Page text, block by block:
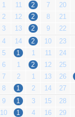
1 11 2 7 20
2 12 2 8 21
3 13 2 9 22
4 14 2 10 23
5 1 1 11 24
6 1 2 12 25
7 2 1 13 26
8 1 2 14 27
9 1 3 15 28
10 1 4 16 29